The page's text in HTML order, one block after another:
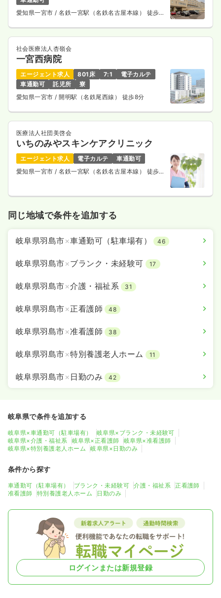
愛知県一宮市/ 名鉄一宮駅（名鉄名古屋本線） 徒歩
社会医療法人杏嶺会
一宮西病院
エージェント求人 801床 7:1
電子カルテ
車通勤可
託児所
寮
愛知県一宮市/ 開明駅（名鉄尾西線） 徒歩8分
医療法人社団美啓会
いちのみやスキンケアクリニック
エージェント求人 電子カルテ
車通勤可
愛知県一宮市 / 名鉄一宮駅（名鉄名古屋本線） 徒歩1
同じ地域で条件を追加する
岐阜県羽島市×車通勤可（駐車場有） 46
岐阜県羽島市×ブランク・未経験可 17
岐阜県羽島市×介護・福祉系 31
岐阜県羽島市×正看護師 48
岐阜県羽島市×准看護師 38
岐阜県羽島市×特別養護老人ホーム 11
岐阜県羽島市× 日勤のみ 42
岐阜県で条件を追加する
岐阜県×車通勤可（駐車場有）
岐阜県×ブランク・未経験可
岐阜県×介護・福祉系
岐阜県×正看護師
岐阜県×准看護師
岐阜県×特別養護老人ホーム
岐阜県×日勤のみ
条件から探す
車通勤可（駐車場有） ブランク・未経験可 介護・福祉系
正看護師
准看護師
特別養護老人ホーム 日勤のみ
ログインまたは新規登録